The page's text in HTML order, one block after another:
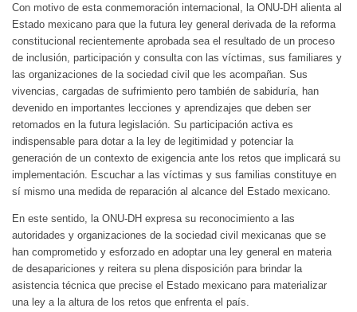
Con motivo de esta conmemoración internacional, la ONU-DH alienta al
Estado mexicano para que la futura ley general derivada de la reforma
constitucional recientemente aprobada sea el resultado de un proceso
de inclusión, participación y consulta con las víctimas, sus familiares y
las organizaciones de la sociedad civil que les acompañan. Sus
vivencias, cargadas de sufrimiento pero también de sabiduría, han
devenido en importantes lecciones y aprendizajes que deben ser
retomados en la futura legislación. Su participación activa es
indispensable para dotar a la ley de legitimidad y potenciar la
generación de un contexto de exigencia ante los retos que implicará su
implementación. Escuchar a las víctimas y sus familias constituye en
sí mismo una medida de reparación al alcance del Estado mexicano.
En este sentido, la ONU-DH expresa su reconocimiento a las
autoridades y organizaciones de la sociedad civil mexicanas que se
han comprometido y esforzado en adoptar una ley general en materia
de desapariciones y reitera su plena disposición para brindar la
asistencia técnica que precise el Estado mexicano para materializar
una ley a la altura de los retos que enfrenta el país.